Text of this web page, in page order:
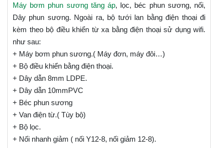
Máy bơm phun sương tăng áp, lọc, béc phun sương, nối,
Dây phun sương. Ngoài ra, bộ tưới lan bằng điện thoại đi
kèm theo bộ điều khiển từ xa bằng điện thoại sử dụng wifi.
như sau:
+ Máy bơm phun sương.( Máy đơn, máy đôi…)
+ Bộ điều khiển bằng điện thoại.
+ Dây dẫn 8mm LDPE.
+ Dây dẫn 10mmPVC
+ Béc phun sương
+ Van điện từ.( Tùy bộ)
+ Bộ lọc.
+ Nối nhanh giảm ( nối Y12-8, nối giảm 12-8).